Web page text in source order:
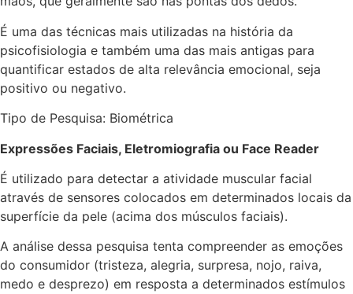
É uma das técnicas mais utilizadas na história da
psicofisiologia e também uma das mais antigas para
quantificar estados de alta relevância emocional, seja
positivo ou negativo.
Tipo de Pesquisa: Biométrica
Expressões Faciais, Eletromiografia ou Face Reader
É utilizado para detectar a atividade muscular facial
através de sensores colocados em determinados locais da
superfície da pele (acima dos músculos faciais).
A análise dessa pesquisa tenta compreender as emoções
do consumidor (tristeza, alegria, surpresa, nojo, raiva,
medo e desprezo) em resposta a determinados estímulos